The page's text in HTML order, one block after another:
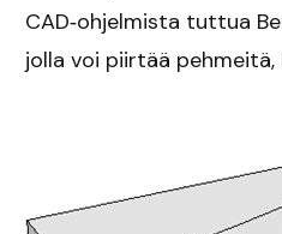
CAD‐ohjelmista tuttua
jolla voi piirtää